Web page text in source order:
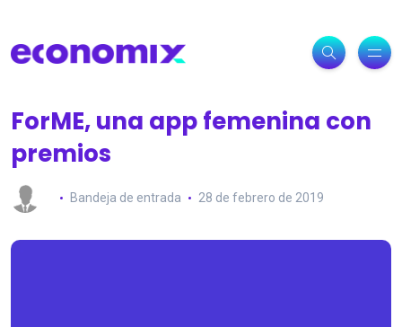
ForME, una app femenina con
premios
Bandeja de entrada 28 de febrero de 2019